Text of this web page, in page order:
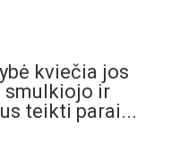
kviečia jos
ir
teikti parai...